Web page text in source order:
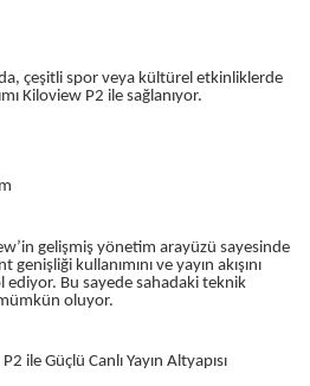
çeşitli spor veya kültürel etkinliklerde
Kiloview P2 ile sağlanıyor.
gelişmiş yönetim arayüzü sayesinde
kullanımını ve yayın akışını
ediyor. Bu sayede sahadaki teknik
oluyor.
ile Güçlü Canlı Yayın Altyapısı